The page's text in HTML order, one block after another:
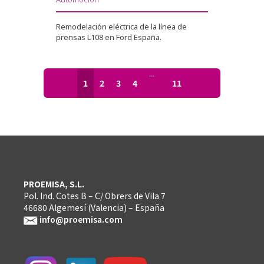
Remodelación eléctrica de la línea de
prensas L108 en Ford España.
1 2 3 4
...
11
PROEMISA, S.L.
Pol. Ind. Cotes B – C/ Obrers de Vila 7
46680 Algemesí (Valencia) – España
info@proemisa.com